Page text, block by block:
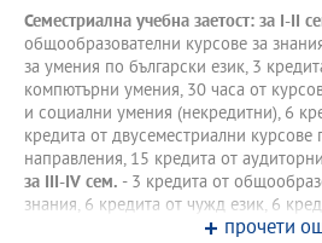
Семестриална учебна заетост: за І-II
общообразователни курсове за
за умения по български език, 3
компютърни умения, 30 часа от
и социални умения (некредитни), 6
кредита от двусеместриални
направления, 15 кредита от
за III-IV сем. - 3 кредита от
знания, 6 кредита от чужд език, 6
курсове по основни научнипрочети